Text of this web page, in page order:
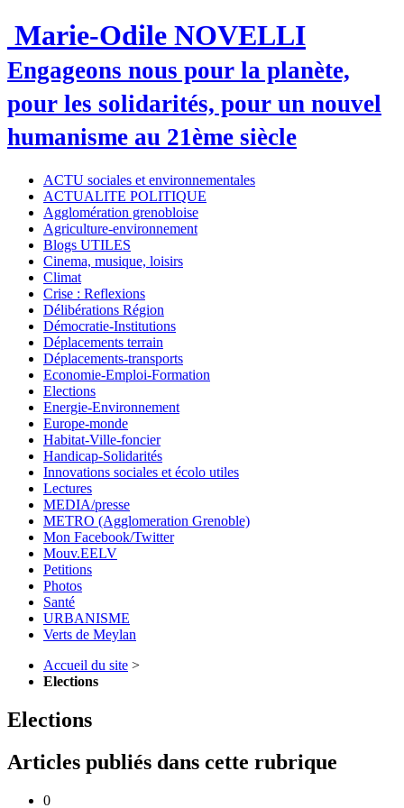
Marie-Odile NOVELLI
Engageons nous pour la planète,
pour les solidarités, pour un nouvel
humanisme au 21ème siècle
ACTU sociales et environnementales
ACTUALITE POLITIQUE
Agglomération grenobloise
Agriculture-environnement
Blogs UTILES
Cinema, musique, loisirs
Climat
Crise : Reflexions
Délibérations Région
Démocratie-Institutions
Déplacements terrain
Déplacements-transports
Economie-Emploi-Formation
Elections
Energie-Environnement
Europe-monde
Habitat-Ville-foncier
Handicap-Solidarités
Innovations sociales et écolo utiles
Lectures
MEDIA/presse
METRO (Agglomeration Grenoble)
Mon Facebook/Twitter
Mouv.EELV
Petitions
Photos
Santé
URBANISME
Verts de Meylan
Accueil du site >
Elections
Elections
Articles publiés dans cette rubrique
0